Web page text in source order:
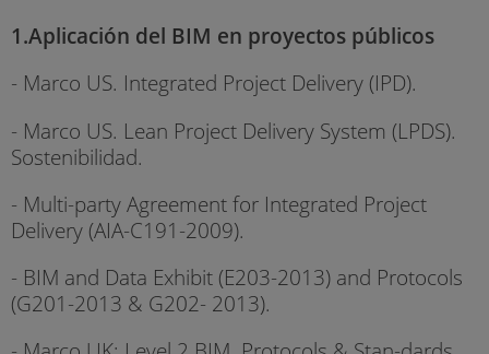
1.Aplicación del BIM en proyectos públicos
- Marco US. Integrated Project Delivery (IPD).
- Marco US. Lean Project Delivery System (LPDS).
Sostenibilidad.
- Multi-party Agreement for Integrated Project
Delivery (AIA-C191-2009).
- BIM and Data Exhibit (E203-2013) and Protocols
(G201-2013 & G202- 2013).